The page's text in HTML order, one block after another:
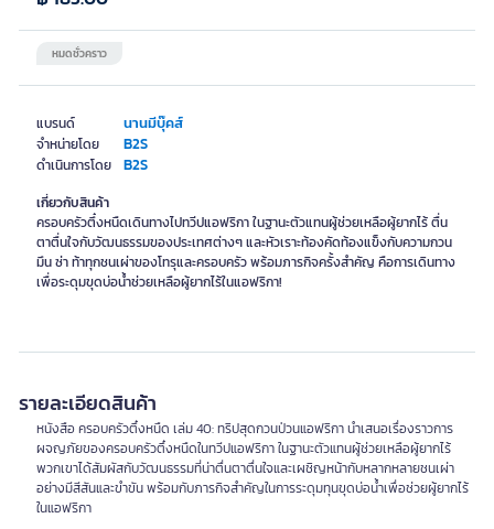
แบรนด์ นานมีบุ๊คส์
จำหน่ายโดย B2S
ดำเนินการโดย B2S
หมดชั่วคราว
เกี่ยวกับสินค้า
ครอบครัวตึ๋งหนืดเดินทางไปทวีปแอฟริกา ในฐานะตัวแทนผู้ช่วยเหลือผู้ยากไร้ ตื่น
ตาตื่นใจกับวัฒนธรรมของประเทศต่างๆ และหัวเราะท้องคัดท้องแข็งกับความกวน
มึน ซ่า ท้าทุกชนเผ่าของโทรุและครอบครัว พร้อมภารกิจครั้งสำคัญ คือการเดินทาง
เพื่อระดุมขุดบ่อน้ำช่วยเหลือผู้ยากไร้ในแอฟริกา!
รายละเอียดสินค้า
หนังสือ ครอบครัวตึ๋งหนืด เล่ม 40: ทริปสุดกวนป่วนแอฟริกา นำเสนอเรื่องราวการ
ผจญภัยของครอบครัวตึ๋งหนืดในทวีปแอฟริกา ในฐานะตัวแทนผู้ช่วยเหลือผู้ยากไร้
พวกเขาได้สัมผัสกับวัฒนธรรมที่น่าตื่นตาตื่นใจและเผชิญหน้ากับหลากหลายชนเผ่า
อย่างมีสีสันและขำขัน พร้อมกับภารกิจสำคัญในการระดุมทุนขุดบ่อน้ำเพื่อช่วยผู้ยากไร้
ในแอฟริกา